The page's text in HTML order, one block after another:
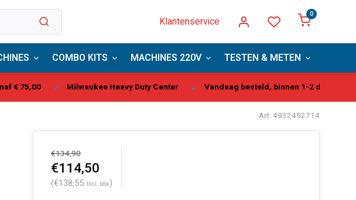
Klantenservice
0
COMBO KITS MACHINES 220V TESTEN & METEN
€ 75,00 Milwaukee Heavy Duty Center Vandaag besteld, binnen 1-2 dagen
Art: 4932492714
€134,90
€114,50
(€138,55 Incl. btw)